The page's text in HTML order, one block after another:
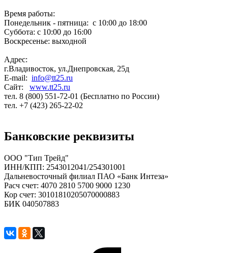
Время работы:
Понедельник - пятница: с 10:00 до 18:00
Суббота: с 10:00 до 16:00
Воскресенье: выходной
Адрес:
г.Владивосток, ул.Днепровская, 25д
E-mail: info@tt25.ru
Сайт: www.tt25.ru
тел. 8 (800) 551-72-01 (Бесплатно по России)
тел. +7 (423) 265-22-02
Банковские реквизиты
ООО "Тип Трейд"
ИНН/КПП: 2543012041/254301001
Дальневосточный филиал ПАО «Банк Интеза»
Расч счет: 4070 2810 5700 9000 1230
Кор счет: 30101810205070000883
БИК 040507883